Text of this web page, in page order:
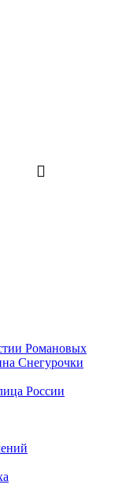
󰍉
Романовых
Снегурочки
России